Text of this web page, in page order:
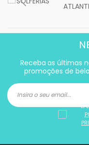
Receba as últimas
promoções de
LI